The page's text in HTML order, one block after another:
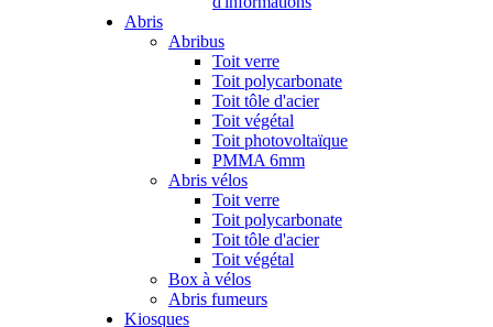
Abris
Abribus
Toit verre
Toit polycarbonate
Toit tôle d'acier
Toit végétal
Toit photovoltaïque
PMMA 6mm
Abris vélos
Toit verre
Toit polycarbonate
Toit tôle d'acier
Toit végétal
Box à vélos
Abris fumeurs
Kiosques